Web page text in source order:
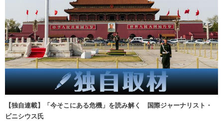
【独自連載】「今そこにある危機」を読み解く 国際ジャーナリスト・
ビニシウス氏